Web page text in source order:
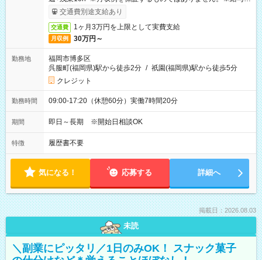
受取りサービス利用可（利用条件有）
交通費別途支給あり
交通費 1ヶ月3万円を上限として実費支給
月収例 30万円～
勤務地
福岡市博多区
呉服町(福岡県)駅から徒歩2分 / 祇園(福岡県)駅から徒歩5分
クレジット
勤務時間 09:00-17:20（休憩60分）実働7時間20分
期間 即日～長期 ※開始日相談OK
特徴 履歴書不要
気になる！ 応募する 詳細へ
掲載日：2026.08.03
未読
＼副業にピッタリ／1日のみOK！ スナック菓子